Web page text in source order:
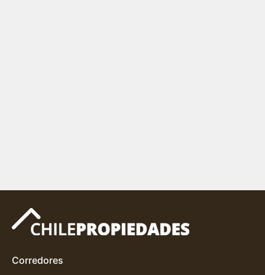
Corredores